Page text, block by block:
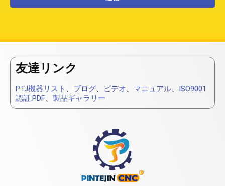
友達リンク
PTJ機器リスト 、 ブログ、 ビデオ、 マニュアル、 ISO9001
認証.PDF、 製品ギャラリー